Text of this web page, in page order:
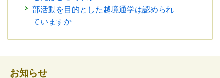
部活動を目的とした越境通学は認められ
ていますか
お知らせ